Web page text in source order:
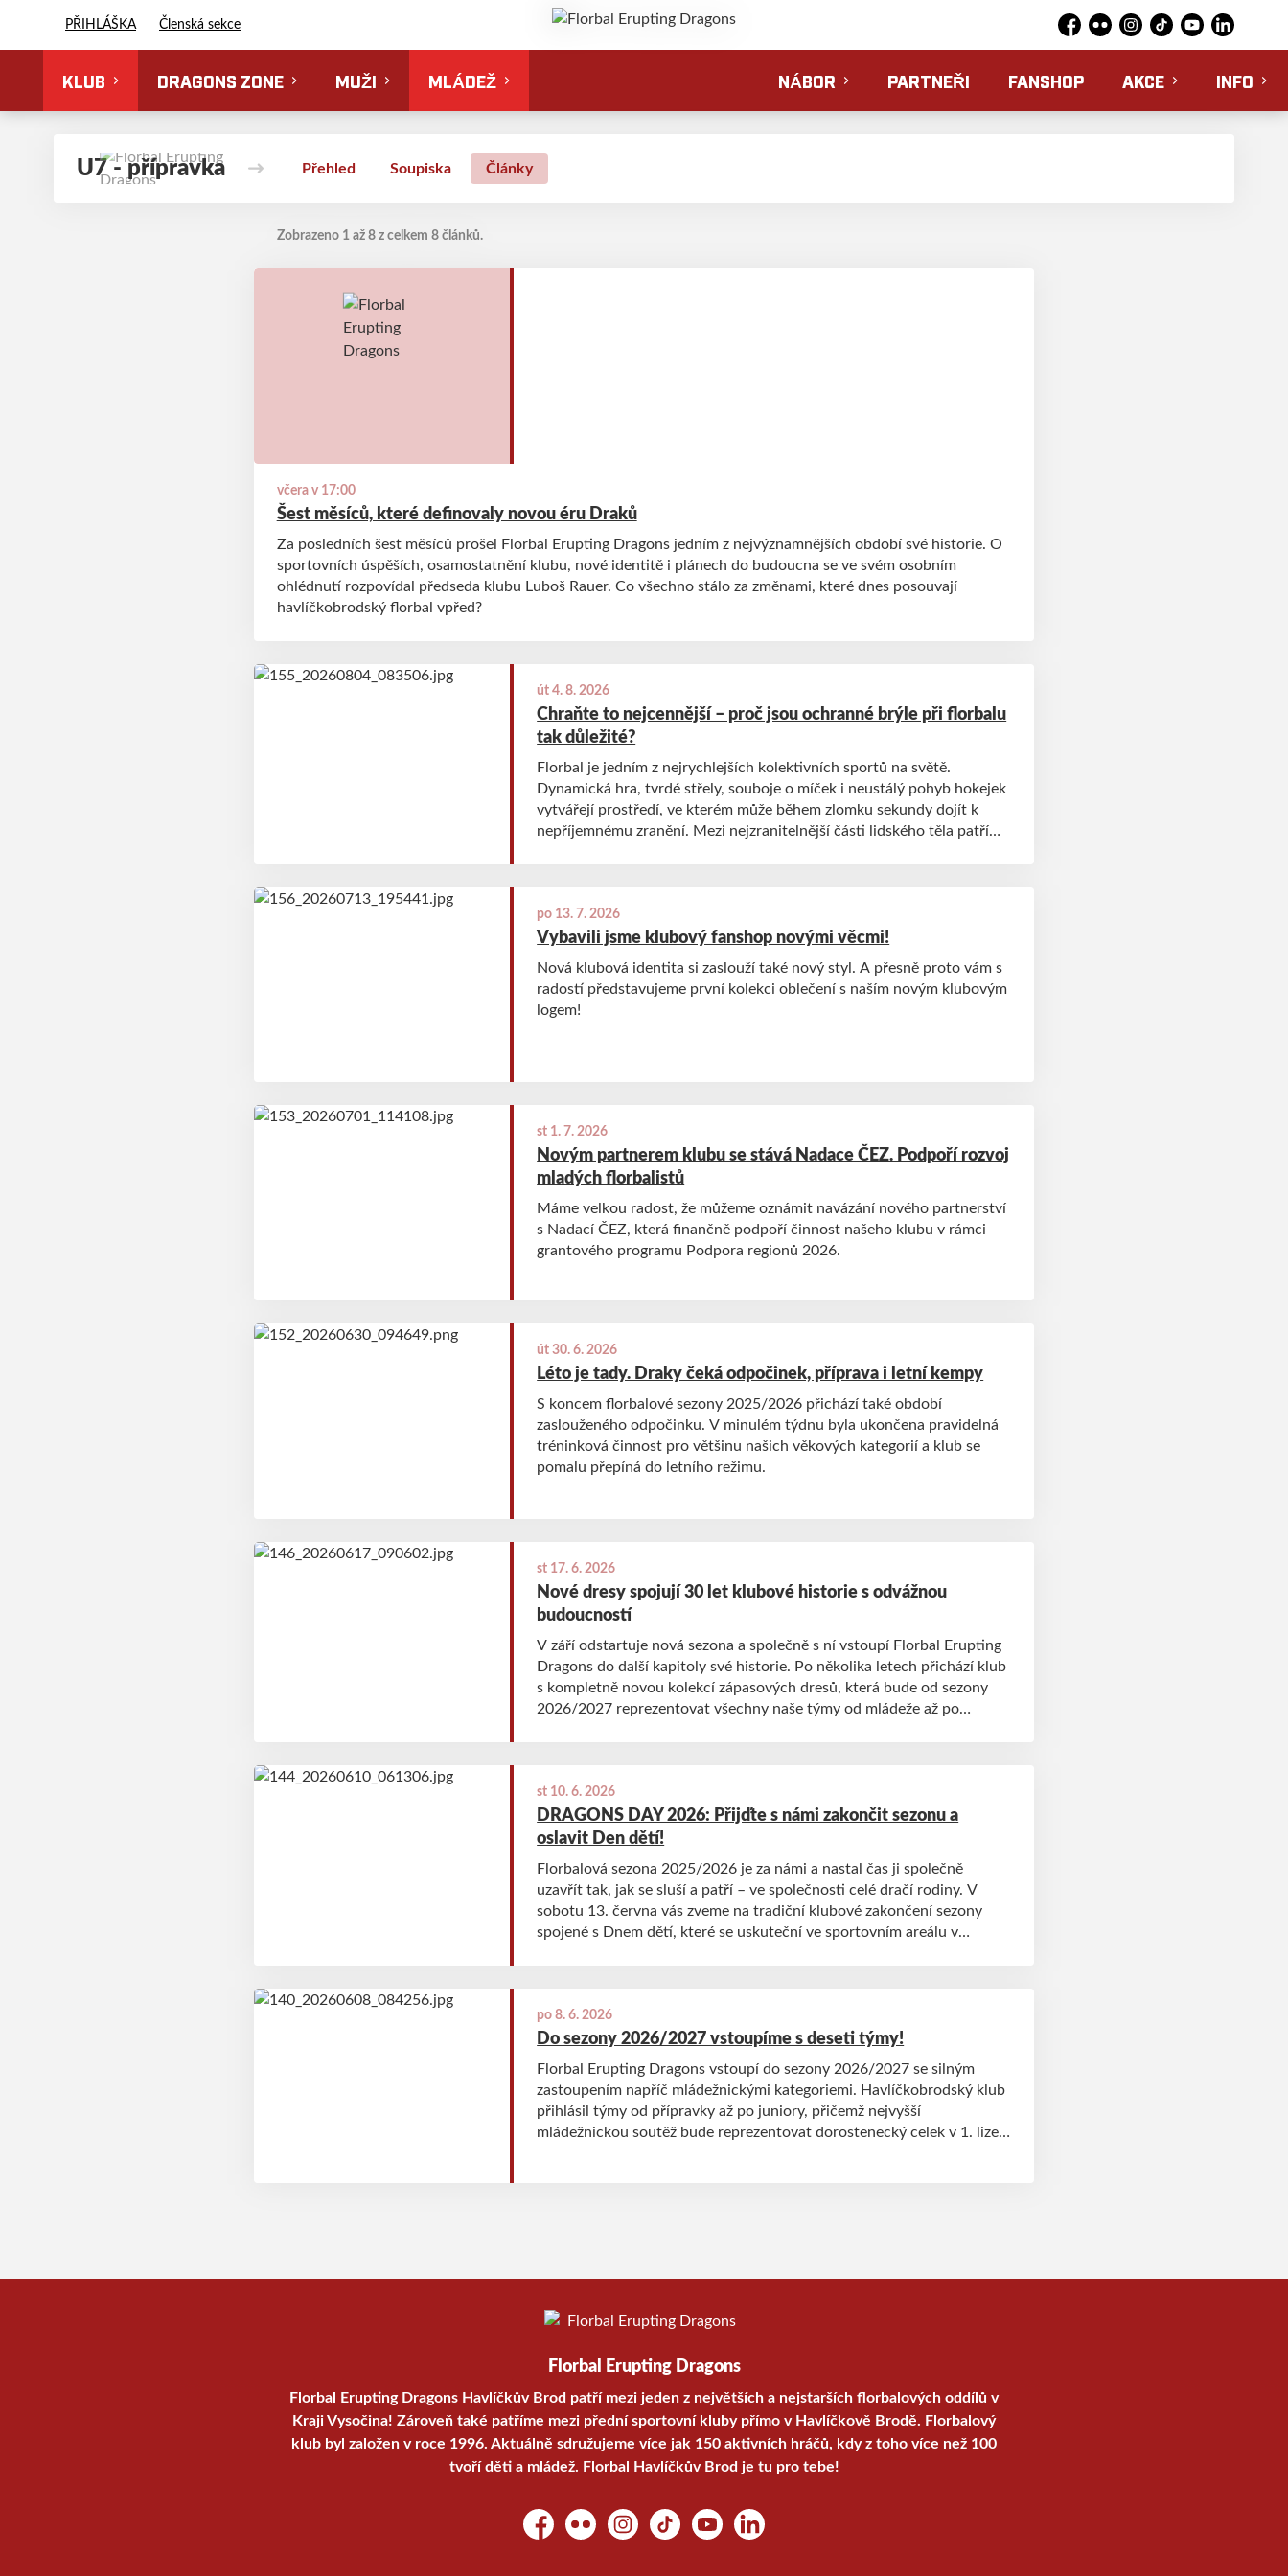
PŘIHLÁŠKA Členská sekce
Facebook
Flickr Instagram
TikTokYouTubeLinkedIn
KLUB DRAGONS ZONE MUŽI MLÁDEŽ NÁBOR PARTNEŘI FANSHOP AKCE INFO
U7 - přípravka Přehled Soupiska Články
Zobrazeno 1 až 8 z celkem 8 článků.
včera v 17:00
Šest měsíců, které definovaly novou éru Draků
Za posledních šest měsíců prošel Florbal Erupting Dragons jedním z nejvýznamnějších období své historie. O
sportovních úspěších, osamostatnění klubu, nové identitě i plánech do budoucna se ve svém osobním
ohlédnutí rozpovídal předseda klubu Luboš Rauer. Co všechno stálo za změnami, které dnes posouvají
havlíčkobrodský florbal vpřed?
út 4. 8. 2026
Chraňte to nejcennější – proč jsou ochranné brýle při florbalu
tak důležité?
Florbal je jedním z nejrychlejších kolektivních sportů na světě.
Dynamická hra, tvrdé střely, souboje o míček i neustálý pohyb hokejek
vytvářejí prostředí, ve kterém může během zlomku sekundy dojít k
nepříjemnému zranění. Mezi nejzranitelnější části lidského těla patří
po 13. 7. 2026
Vybavili jsme klubový fanshop novými věcmi!
Nová klubová identita si zaslouží také nový styl. A přesně proto vám s
radostí představujeme první kolekci oblečení s naším novým klubovým
logem!
st 1. 7. 2026
Novým partnerem klubu se stává Nadace ČEZ. Podpoří rozvoj
mladých florbalistů
Máme velkou radost, že můžeme oznámit navázání nového partnerství
s Nadací ČEZ, která finančně podpoří činnost našeho klubu v rámci
grantového programu Podpora regionů 2026.
út 30. 6. 2026
Léto je tady. Draky čeká odpočinek, příprava i letní kempy
S koncem florbalové sezony 2025/2026 přichází také období
zaslouženého odpočinku. V minulém týdnu byla ukončena pravidelná
tréninková činnost pro většinu našich věkových kategorií a klub se
pomalu přepíná do letního režimu.
st 17. 6. 2026
Nové dresy spojují 30 let klubové historie s odvážnou
budoucností
V září odstartuje nová sezona a společně s ní vstoupí Florbal Erupting
Dragons do další kapitoly své historie. Po několika letech přichází klub
s kompletně novou kolekcí zápasových dresů, která bude od sezony
2026/2027 reprezentovat všechny naše týmy od mládeže až po
st 10. 6. 2026
DRAGONS DAY 2026: Přijďte s námi zakončit sezonu a
oslavit Den dětí!
Florbalová sezona 2025/2026 je za námi a nastal čas ji společně
uzavřít tak, jak se sluší a patří – ve společnosti celé dračí rodiny. V
sobotu 13. června vás zveme na tradiční klubové zakončení sezony
spojené s Dnem dětí, které se uskuteční ve sportovním areálu v
po 8. 6. 2026
Do sezony 2026/2027 vstoupíme s deseti týmy!
Florbal Erupting Dragons vstoupí do sezony 2026/2027 se silným
zastoupením napříč mládežnickými kategoriemi. Havlíčkobrodský klub
přihlásil týmy od přípravky až po juniory, přičemž nejvyšší
mládežnickou soutěž bude reprezentovat dorostenecký celek v 1. lize
Florbal Erupting Dragons
Florbal Erupting Dragons Havlíčkův Brod patří mezi jeden z největších a nejstarších florbalových oddílů v
Kraji Vysočina! Zároveň také patříme mezi přední sportovní kluby přímo v Havlíčkově Brodě. Florbalový
klub byl založen v roce 1996. Aktuálně sdružujeme více jak 150 aktivních hráčů, kdy z toho více než 100
tvoří děti a mládež. Florbal Havlíčkův Brod je tu pro tebe!
FacebookFlickr Instagram
TikTok YouTubeLinkedIn